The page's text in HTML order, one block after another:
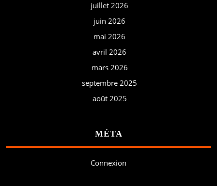
juillet 2026
juin 2026
mai 2026
avril 2026
mars 2026
septembre 2025
août 2025
MÉTA
Connexion